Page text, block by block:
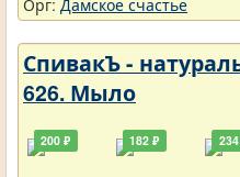
СпивакЪ -
626. Мыло
200 ₽ 182 ₽